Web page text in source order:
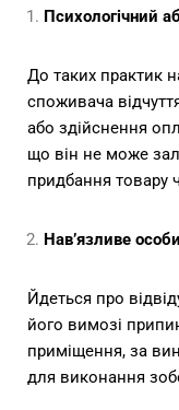
Психологічний
До таких практик
споживача
або здійснення
що він не може
придбання товару
Нав’язливе
Йдеться про
його вимозі
приміщення, за
для виконання